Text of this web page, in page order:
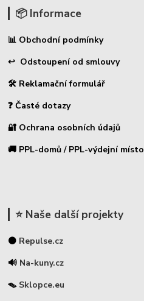
📦 Informace
📊 Obchodní podmínky
↩ Odstoupení od smlouvy
🛠 Reklamační formulář
❓ Časté dotazy
🔐 Ochrana osobních údajů
🚚 PPL-domů / PPL-výdejní místo
⭐ Naše další projekty
⚫ Repulse.cz
🔊 Na-kuny.cz
🪤 Sklopce.eu